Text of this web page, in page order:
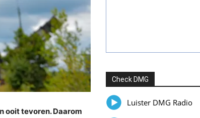
ooit tevoren. Daarom
Check DMG
Luister DMG Radio